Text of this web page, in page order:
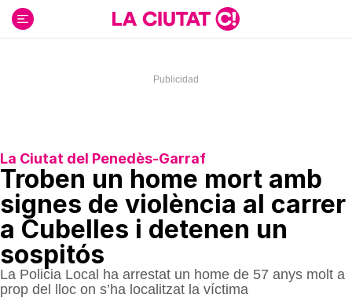
contenido
La Ciutat del Penedès-Garraf
Troben un home mort amb
signes de violència al carrer
a Cubelles i detenen un
sospitós
La Policia Local ha arrestat un home de 57 anys molt a
prop del lloc on s’ha localitzat la víctima